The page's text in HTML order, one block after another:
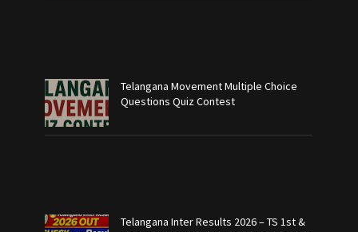
Telangana Movement Multiple Choice
Questions Quiz Contest
Telangana Inter Results 2026 – TS 1st &